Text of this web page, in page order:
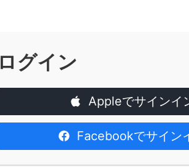
ログイン
Appleでサインイ
Facebookでサイン